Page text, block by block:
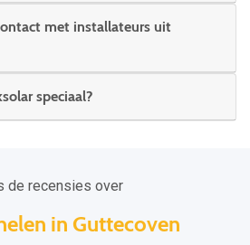
met installateurs uit
speciaal?
de recensies over
in Guttecoven